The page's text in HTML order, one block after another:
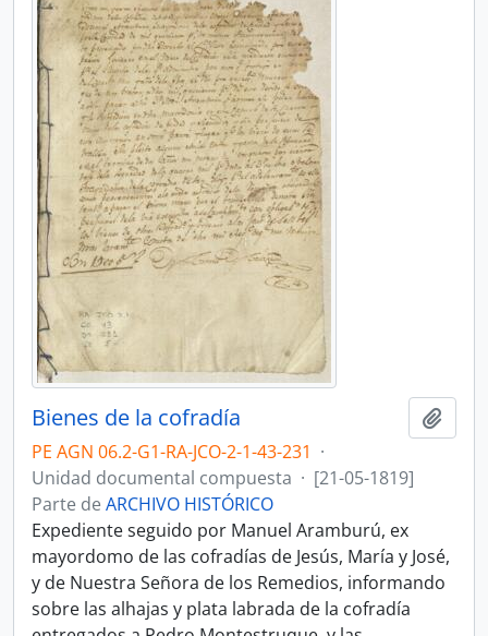
Bienes de la cofradía
PE AGN 06.2-G1-RA-JCO-2-1-43-231 ·
Unidad documental compuesta · [21-05-1819]
Parte de ARCHIVO HISTÓRICO
Expediente seguido por Manuel Aramburú, ex
mayordomo de las cofradías de Jesús, María y José,
y de Nuestra Señora de los Remedios, informando
sobre las alhajas y plata labrada de la cofradía